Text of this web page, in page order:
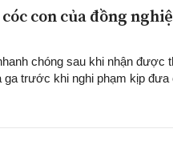
con của đồng
chóng sau khi nhận được
ga trước khi nghi phạm kịp